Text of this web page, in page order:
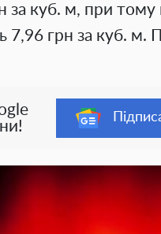
за куб. м, при
7,96 грн за куб. м.